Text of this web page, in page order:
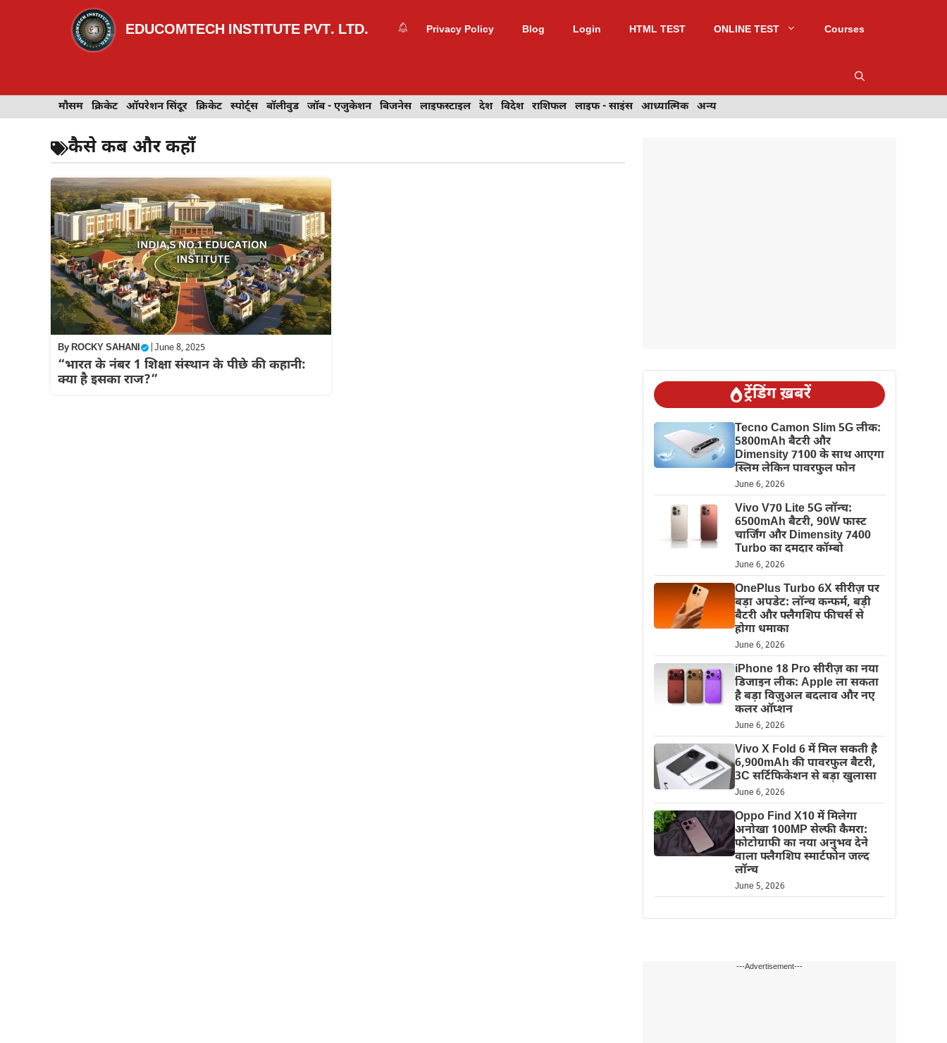
EDUCOMTECH INSTITUTE PVT. LTD. Privacy Policy Blog Login HTML TEST ONLINE TEST Courses
इवेंट खेल मेहंदी डिज़ाइन टेक्नोलॉजी ट्रेवल बॉलीवुड जॉब - एजुकेशन बिजनेस वेब डिज़ाइन देश विदेश राशिफल लाइफ - साइंस आध्यात्मिक अन्य
मौसम क्रिकेट ऑपरेशन सिंदूर क्रिकेट स्पोर्ट्स बॉलीवुड जॉब - एजुकेशन बिजनेस लाइफस्टाइल देश विदेश राशिफल लाइफ - साइंस आध्यात्मिक अन्य
कैसे कब और कहाँ
ByROCKY SAHANI June 8, 2025
“भारत के नंबर 1 शिक्षा संस्थान के पीछे की कहानी:
क्या है इसका राज?”
ट्रेंडिंग ख़बरें
Tecno Camon Slim 5G लीक:
5800mAh बैटरी और
Dimensity 7100 के साथ आएगा
स्लिम लेकिन पावरफुल फोन
June 6, 2026
Vivo V70 Lite 5G लॉन्च:
6500mAh बैटरी, 90W फास्ट
चार्जिंग और Dimensity 7400
Turbo का दमदार कॉम्बो
June 6, 2026
OnePlus Turbo 6X सीरीज़ पर
बड़ा अपडेट: लॉन्च कन्फर्म, बड़ी
बैटरी और फ्लैगशिप फीचर्स से
होगा धमाका
June 6, 2026
iPhone 18 Pro सीरीज़ का नया
डिजाइन लीक: Apple ला सकता
है बड़ा विज़ुअल बदलाव और नए
कलर ऑप्शन
June 6, 2026
Vivo X Fold 6 में मिल सकती है
6,900mAh की पावरफुल बैटरी,
3C सर्टिफिकेशन से बड़ा खुलासा
June 6, 2026
Oppo Find X10 में मिलेगा
अनोखा 100MP सेल्फी कैमरा:
फोटोग्राफी का नया अनुभव देने
वाला फ्लैगशिप स्मार्टफोन जल्द
लॉन्च
June 5, 2026
---Advertisement---